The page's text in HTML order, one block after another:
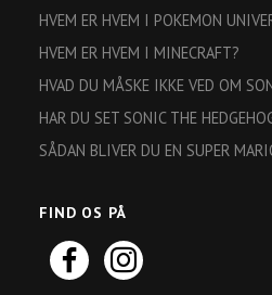
HVEM ER HVEM I POKEMON
HVEM ER HVEM I MINECRAFT?
HVAD DU MÅSKE IKKE VED OM
HAR DU SET SONIC THE
SÅDAN BLIVER DU EN SUPER
FIND OS PÅ